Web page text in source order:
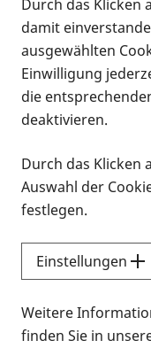
Infomaterial
Vorlesen
Durch das Klicken
damit
ausgewählten
Einwilligung
die
deaktivieren.
Durch das Klicken
Auswahl der
festlegen.
Einstellungen
Weitere
finden Sie in